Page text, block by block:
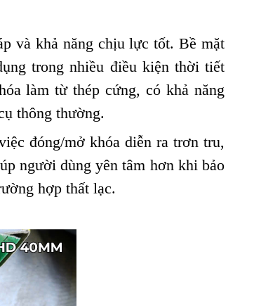
và khả năng chịu lực tốt. Bề mặt
trong nhiều điều kiện thời tiết
làm từ thép cứng, có khả năng
thông thường.
đóng/mở khóa diễn ra trơn tru,
người dùng yên tâm hơn khi bảo
hợp thất lạc.